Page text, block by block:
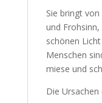
Sie bringt
Freude und
einem
meisten
durch miese
Die